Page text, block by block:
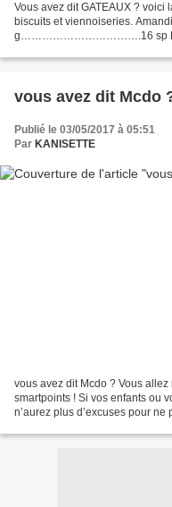
Vous avez dit GATEAUX ? voici
biscuits et viennoiseries.
g…………………………….16 sp
g………………………….. 6 sp
vous avez dit Mcdo
Publié le 03/05/2017 à 05:51
Par KANISETTE
vous avez dit Mcdo ? Vous allez manger au Mcdo? Cela va faire mal en
smartpoints ! Si vos enfants ou
n’aurez plus d’excuses pour